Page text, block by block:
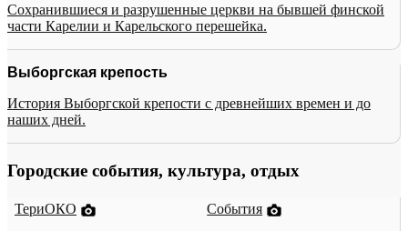
Сохранившиеся и разрушенные церкви на бывшей финской
части Карелии и Карельского перешейка.
Выборгская крепость
История Выборгской крепости с древнейших времен и до
наших дней.
Городские события, культура, отдых
ТериОКО
События